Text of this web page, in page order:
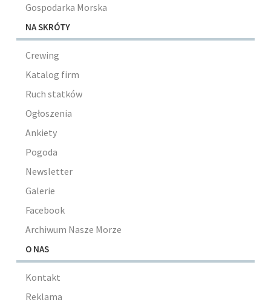
Gospodarka Morska
NA SKRÓTY
Crewing
Katalog firm
Ruch statków
Ogłoszenia
Ankiety
Pogoda
Newsletter
Galerie
Facebook
Archiwum Nasze Morze
O NAS
Kontakt
Reklama